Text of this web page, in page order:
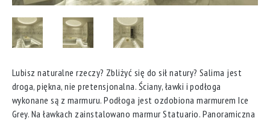
Lubisz naturalne rzeczy? Zbliżyć się do sił natury? Salima jest
droga, piękna, nie pretensjonalna. Ściany, ławki i podłoga
wykonane są z marmuru. Podłoga jest ozdobiona marmurem Ice
Grey. Na ławkach zainstalowano marmur Statuario. Panoramiczna